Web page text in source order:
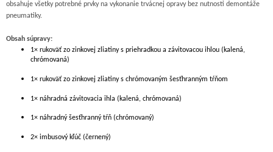
obsahuje všetky potrebné prvky na vykonanie trvácnej opravy bez nutnosti demontáže
pneumatiky.
Obsah súpravy:
1× rukoväť zo zinkovej zliatiny s priehradkou a závitovacou ihlou (kalená,
chrómovaná)
1× rukoväť zo zinkovej zliatiny s chrómovaným šesťhranným tŕňom
1× náhradná závitovacia ihla (kalená, chrómovaná)
1× náhradný šesťhranný tŕň (chrómovaný)
2× imbusový kľúč (černený)